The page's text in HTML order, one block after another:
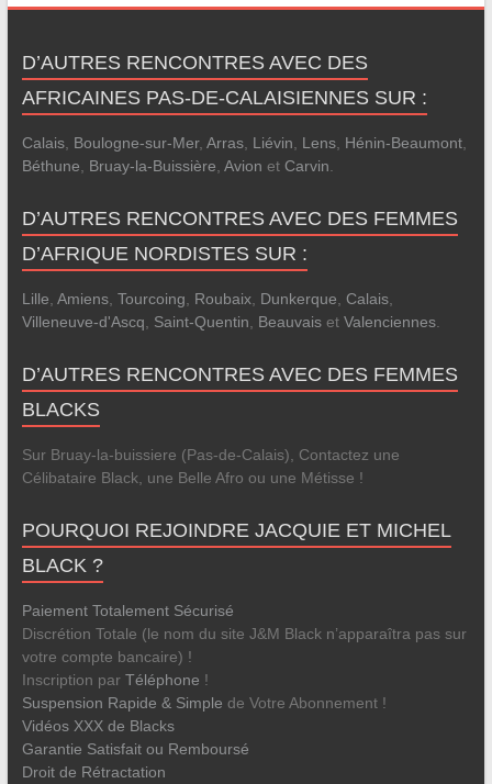
D’AUTRES RENCONTRES AVEC DES
AFRICAINES PAS-DE-CALAISIENNES SUR :
Calais, Boulogne-sur-Mer, Arras, Liévin, Lens, Hénin-Beaumont,
Béthune, Bruay-la-Buissière, Avion et Carvin.
D’AUTRES RENCONTRES AVEC DES FEMMES
D’AFRIQUE NORDISTES SUR :
Lille, Amiens, Tourcoing, Roubaix, Dunkerque, Calais,
Villeneuve-d'Ascq, Saint-Quentin, Beauvaiset Valenciennes.
D’AUTRES RENCONTRES AVEC DES FEMMES
BLACKS
Sur Bruay-la-buissiere (Pas-de-Calais), Contactez une
Célibataire Black, une Belle Afro ou une Métisse !
POURQUOI REJOINDRE JACQUIE ET MICHEL
BLACK ?
Paiement Totalement Sécurisé
Discrétion Totale (le nom du site J&M Black n’apparaîtra pas sur
votre compte bancaire) !
Inscription par Téléphone !
Suspension Rapide & Simple de Votre Abonnement !
Vidéos XXX de Blacks
Garantie Satisfait ou Remboursé
Droit de Rétractation